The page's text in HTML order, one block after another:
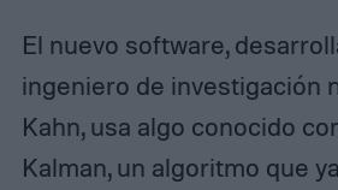
El nuevo software,
ingeniero de investigación
Kahn, usa algo conocido
Kalman, un algoritmo que